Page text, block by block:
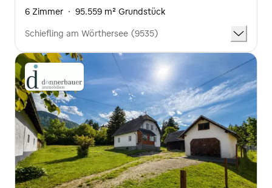
6 Zimmer · 95.559 m² Grundstück
Schiefling am Wörthersee (9535)